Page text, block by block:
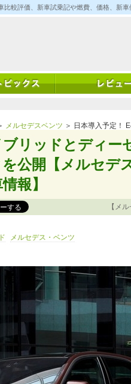
較評価、新車試乗記や燃費、価格、新
メルセデスベンツ ＞ 日本導入予定！
リッドとディー
公開【メルセデ
報】
【メ
メルセデス・ベンツ